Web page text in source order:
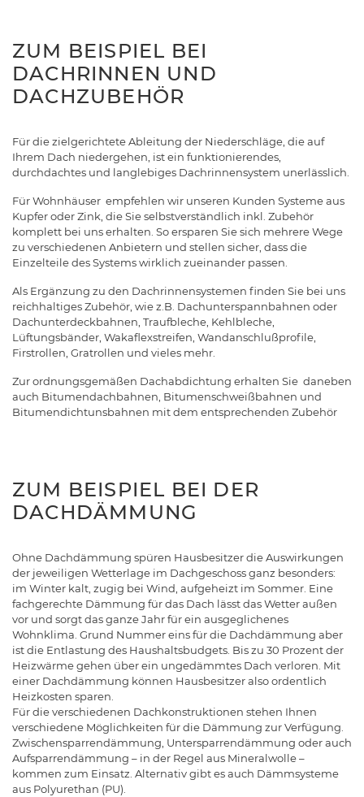
ZUM BEISPIEL BEI
DACHRINNEN UND
DACHZUBEHÖR
Für die zielgerichtete Ableitung der Niederschläge, die auf
Ihrem Dach niedergehen, ist ein funktionierendes,
durchdachtes und langlebiges Dachrinnensystem unerlässlich.
Für Wohnhäuser empfehlen wir unseren Kunden Systeme aus
Kupfer oder Zink, die Sie selbstverständlich inkl. Zubehör
komplett bei uns erhalten. So ersparen Sie sich mehrere Wege
zu verschiedenen Anbietern und stellen sicher, dass die
Einzelteile des Systems wirklich zueinander passen.
Als Ergänzung zu den Dachrinnensystemen finden Sie bei uns
reichhaltiges Zubehör, wie z.B. Dachunterspannbahnen oder
Dachunterdeckbahnen, Traufbleche, Kehlbleche,
Lüftungsbänder, Wakaflexstreifen, Wandanschlußprofile,
Firstrollen, Gratrollen und vieles mehr.
Zur ordnungsgemäßen Dachabdichtung erhalten Sie daneben
auch Bitumendachbahnen, Bitumenschweißbahnen und
Bitumendichtunsbahnen mit dem entsprechenden Zubehör
ZUM BEISPIEL BEI DER
DACHDÄMMUNG
Ohne Dachdämmung spüren Hausbesitzer die Auswirkungen
der jeweiligen Wetterlage im Dachgeschoss ganz besonders:
im Winter kalt, zugig bei Wind, aufgeheizt im Sommer. Eine
fachgerechte Dämmung für das Dach lässt das Wetter außen
vor und sorgt das ganze Jahr für ein ausgeglichenes
Wohnklima. Grund Nummer eins für die Dachdämmung aber
ist die Entlastung des Haushaltsbudgets. Bis zu 30 Prozent der
Heizwärme gehen über ein ungedämmtes Dach verloren. Mit
einer Dachdämmung können Hausbesitzer also ordentlich
Heizkosten sparen.
Für die verschiedenen Dachkonstruktionen stehen Ihnen
verschiedene Möglichkeiten für die Dämmung zur Verfügung.
Zwischensparrendämmung, Untersparrendämmung oder auch
Aufsparrendämmung – in der Regel aus Mineralwolle –
kommen zum Einsatz. Alternativ gibt es auch Dämmsysteme
aus Polyurethan (PU).